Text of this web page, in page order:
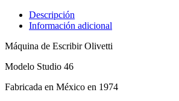
Descripción
Información adicional
Máquina de Escribir Olivetti
Modelo Studio 46
Fabricada en México en 1974